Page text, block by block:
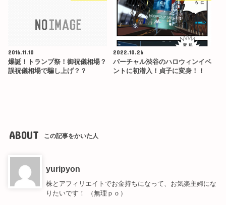
2016.11.10
爆誕！トランプ祭！御祝儀相場？
誤祝儀相場で騙し上げ？？
2022.10.26
バーチャル渋谷のハロウィンイベ
ントに初潜入！貞子に変身！！
ABOUT この記事をかいた人
yuripyon
株とアフィリエイトでお金持ちになって、お気楽主婦にな
りたいです！ （無理ｐｏ）